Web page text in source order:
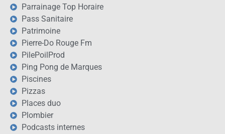
Parrainage Top Horaire
Pass Sanitaire
Patrimoine
Pierre-Do Rouge Fm
PilePoilProd
Ping Pong de Marques
Piscines
Pizzas
Places duo
Plombier
Podcasts internes